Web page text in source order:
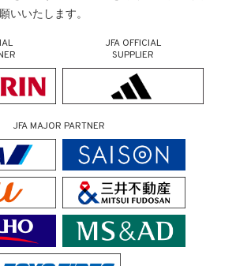
いいたします。
JFA OFFICIAL
SUPPLIER
JFA MAJOR PARTNER